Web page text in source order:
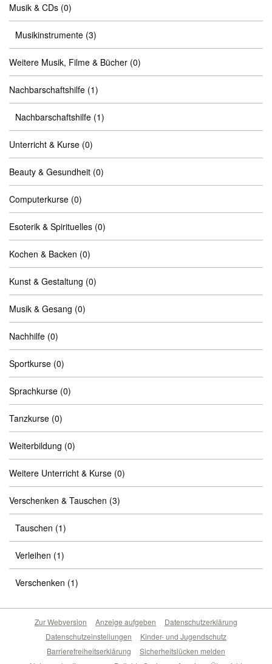
Musik & CDs (0)
Musikinstrumente (3)
Weitere Musik, Filme & Bücher (0)
Nachbarschaftshilfe (1)
Nachbarschaftshilfe (1)
Unterricht & Kurse (0)
Beauty & Gesundheit (0)
Computerkurse (0)
Esoterik & Spirituelles (0)
Kochen & Backen (0)
Kunst & Gestaltung (0)
Musik & Gesang (0)
Nachhilfe (0)
Sportkurse (0)
Sprachkurse (0)
Tanzkurse (0)
Weiterbildung (0)
Weitere Unterricht & Kurse (0)
Verschenken & Tauschen (3)
Tauschen (1)
Verleihen (1)
Verschenken (1)
Zur Webversion Anzeige aufgeben
Datenschutzerklärung
Datenschutzeinstellungen
Kinder- und Jugendschutz
Barrierefreiheitserklärung
Sicherheitslücken melden